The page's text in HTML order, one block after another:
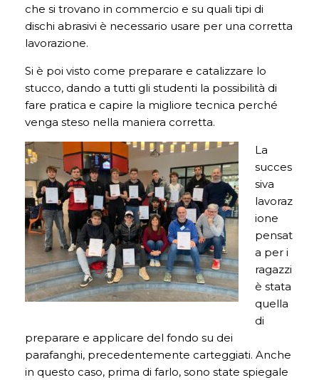
che si trovano in commercio e su quali tipi di
dischi abrasivi è necessario usare per una corretta
lavorazione.
Si è poi visto come preparare e catalizzare lo
stucco, dando a tutti gli studenti la possibilità di
fare pratica e capire la migliore tecnica perché
venga steso nella maniera corretta.
La
succes
siva
lavoraz
ione
pensat
a per i
ragazzi
è stata
quella
di
preparare e applicare del fondo su dei
parafanghi, precedentemente carteggiati. Anche
in questo caso, prima di farlo, sono state spiegale